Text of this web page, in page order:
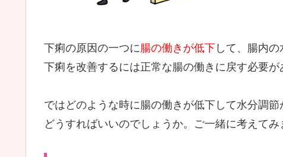
下痢の原因の一つに腸の働きが低下 して、腸内
下痢を改善するには正常な腸の働きに戻す必要が
ではどのような時に腸の働きが低下して水分調
どうすればいいのでしょうか。ご一緒に考えてみ